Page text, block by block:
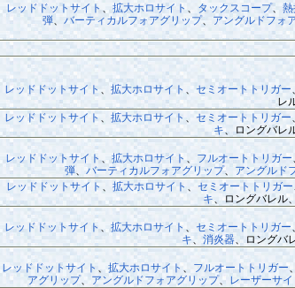
レッドドットサイト、拡大ホロサイト 、 タックスコープ、
弾、バーティカルフォアグリップ、 アングルドフォ
レッドドットサイト 、拡大ホロサイト 、セミオートトリガー
レ
レッドドットサイト 、拡大ホロサイト 、セミオートトリガー
キ、ロングバレ
レッドドットサイト、 拡大ホロサイト 、 フルオートトリガー
弾、 バーティカルフォアグリップ、 アングルド
レッドドットサイト 、 拡大ホロサイト 、 セミオートトリガー
キ、ロングバレル
レッドドットサイト、拡大ホロサイト 、セミオートトリガー
キ、消炎器、ロングバ
レッドドットサイト 、 拡大ホロサイト、 フルオートトリガー、
アグリップ、アングルドフォアグリップ、 レーザーサ